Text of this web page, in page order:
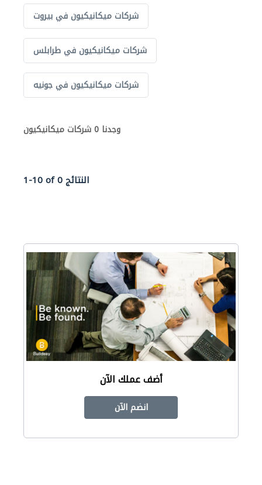
شركات ميكانيكيون في بيروت
شركات ميكانيكيون في طرابلس
شركات ميكانيكيون في جونيه
وجدنا 0 شركات ميكانيكيون
1-10 of 0 النتائج
أضف عملك الآن
انضم الآن